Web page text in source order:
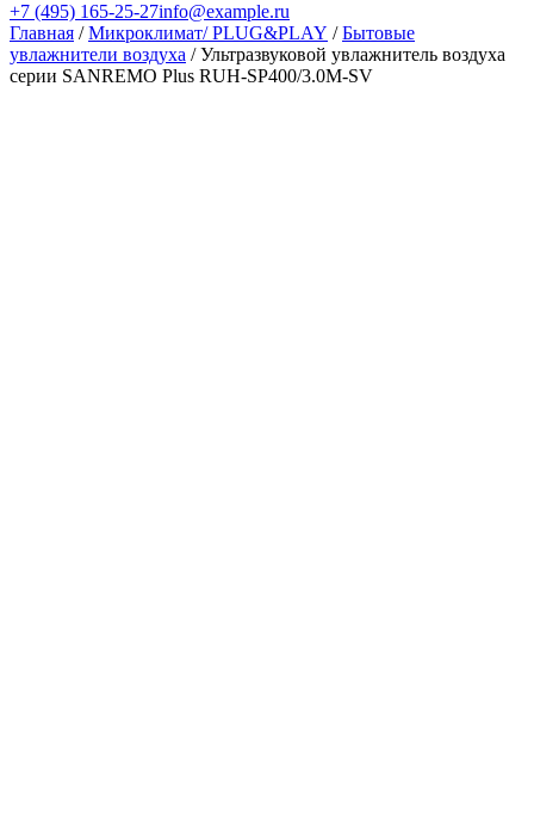
+7 (495) 165-25-27info@example.ru
Главная /Микроклимат/ PLUG&PLAY /Бытовые
увлажнители воздуха / Ультразвуковой увлажнитель воздуха
серии SANREMO Plus RUH-SP400/3.0M-SV